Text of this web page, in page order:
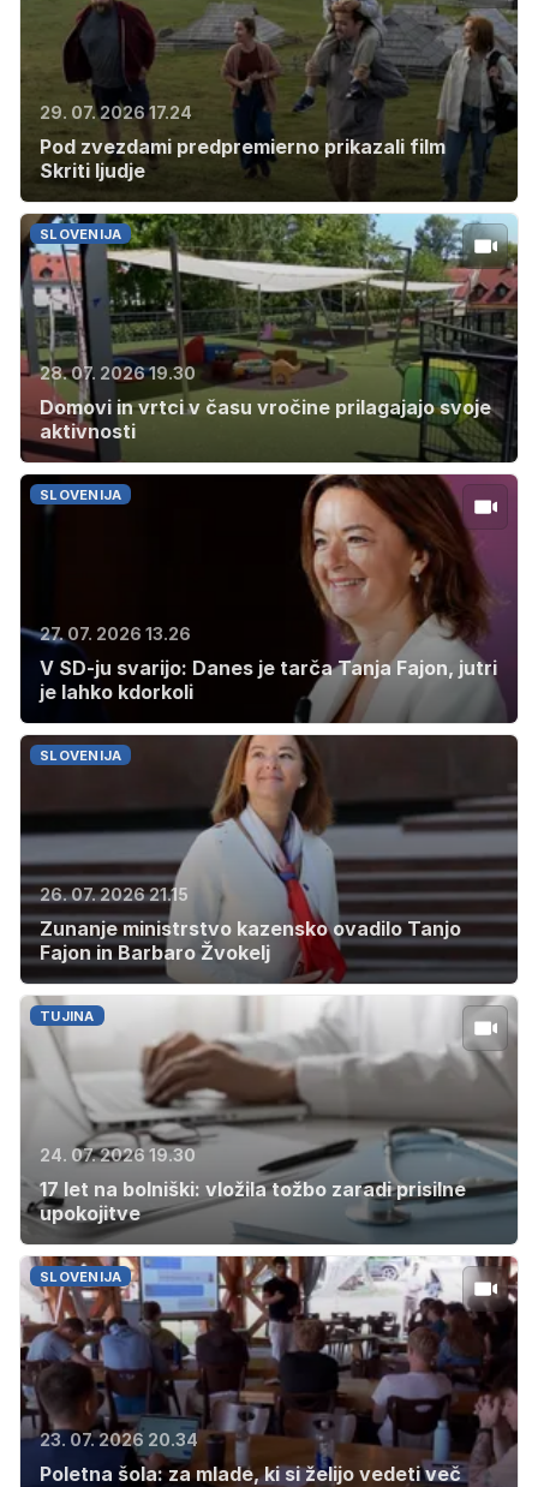
29. 07. 2026 17.24
Pod zvezdami predpremierno prikazali film
Skriti ljudje
SLOVENIJA
28. 07. 2026 19.30
Domovi in vrtci v času vročine prilagajajo svoje
aktivnosti
SLOVENIJA
27. 07. 2026 13.26
V SD-ju svarijo: Danes je tarča Tanja Fajon, jutri
je lahko kdorkoli
SLOVENIJA
26. 07. 2026 21.15
Zunanje ministrstvo kazensko ovadilo Tanjo
Fajon in Barbaro Žvokelj
TUJINA
24. 07. 2026 19.30
17 let na bolniški: vložila tožbo zaradi prisilne
upokojitve
SLOVENIJA
23. 07. 2026 20.34
Poletna šola: za mlade, ki si želijo vedeti več